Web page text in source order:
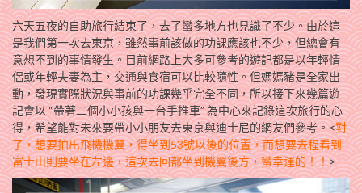
六天五夜的自助旅行結束了，去了蠻多地方也見識了不少。由於這
是我們第一次去東京，雖然事前該做的功課應該也不少，但總會有
意想不到的事情發生。目前網路上大多可參考的遊記都是以年輕情
侶或年輕夫妻為主，交通與食宿可以比較隨性。但媽媽豬是全家出
動，發現實際狀況與事前的功課幾乎完全不同，所以接下來幾篇遊
記會以 “帶著二個小小孩與一台手推車” 為中心來記錄這次旅行的心
得，希望能對未來要帶小小朋友去東京與迪士尼的網友們參考。<對
了，想要拍出飛機機翼，得坐到53號以後的位置，而想要去程看到
富士山則要坐在左邊，這次去回都坐到機翼後方，蠻幸運的！！>